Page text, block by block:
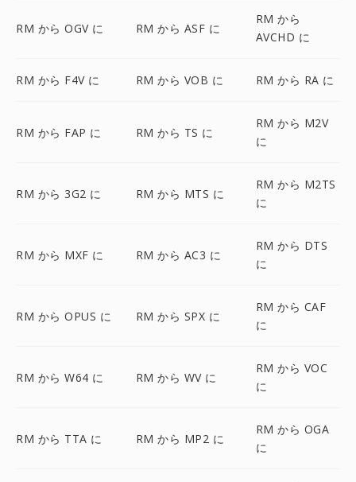
RM から OGV に RM から ASF に
RM から
AVCHD に
RM から F4V に RM から VOB に RM から RA に
RM から FAP に RM から TS に
RM から M2V
に
RM から 3G2 に RM から MTS に
RM から M2TS
に
RM から MXF に RM から AC3 に
RM から DTS
に
RM から OPUS に RM から SPX に
RM から CAF
に
RM から W64 に RM から WV に
RM から VOC
に
RM から TTA に RM から MP2 に
RM から OGA
に